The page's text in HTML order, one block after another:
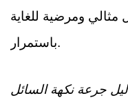
مثالي ومرضية للغاية
باستمرار.
جرعة نكهة السائل